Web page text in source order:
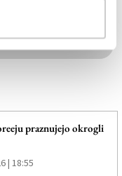
praznujejo okrogli
| 18:55